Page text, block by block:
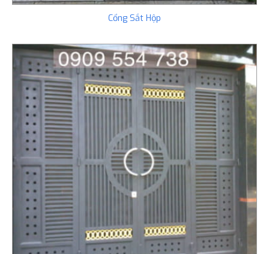
Cổng Sắt Hộp